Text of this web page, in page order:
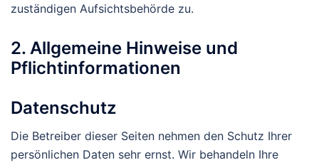
zuständigen Aufsichtsbehörde zu.
2. Allgemeine Hinweise und
Pflichtinformationen
Datenschutz
Die Betreiber dieser Seiten nehmen den Schutz Ihrer
persönlichen Daten sehr ernst. Wir behandeln Ihre